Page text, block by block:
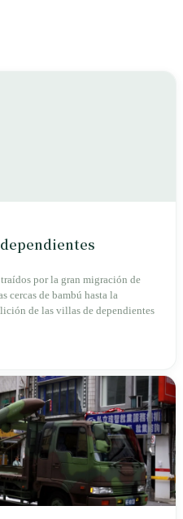
por la gran migración de
cercas de bambú hasta la
de las villas de dependientes